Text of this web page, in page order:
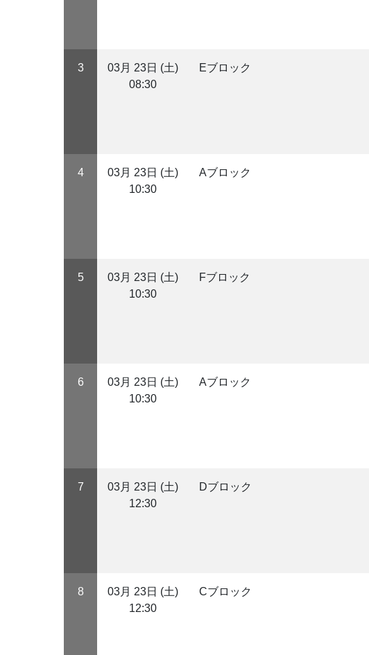
3
03月 23日 (土)
08:30
Eブロック
4
03月 23日 (土)
10:30
Aブロック
5
03月 23日 (土)
10:30
Fブロック
6
03月 23日 (土)
10:30
Aブロック
7
03月 23日 (土)
12:30
Dブロック
8
03月 23日 (土)
12:30
Cブロック